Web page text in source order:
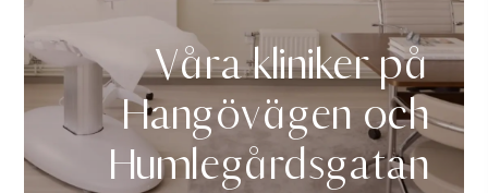
Våra kliniker på
Hangövägen och
Humlegårdsgatan